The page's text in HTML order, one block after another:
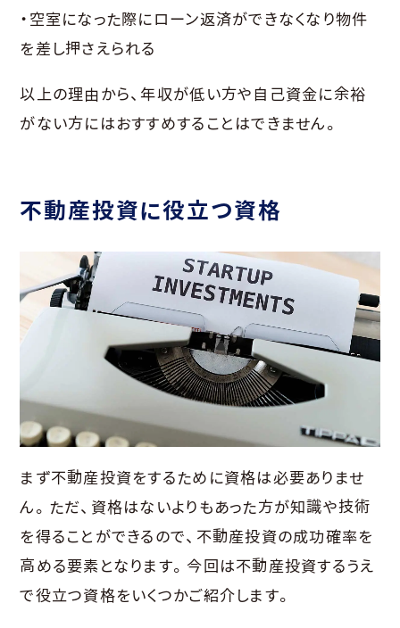
・空室になった際にローン返済ができなくなり物件
を差し押さえられる
以上の理由から、年収が低い方や自己資金に余裕
がない方にはおすすめすることはできません。
不動産投資に役立つ資格
まず不動産投資をするために資格は必要ありませ
ん。ただ、資格はないよりもあった方が知識や技術
を得ることができるので、不動産投資の成功確率を
高める要素となります。今回は不動産投資するうえ
で役立つ資格をいくつかご紹介します。